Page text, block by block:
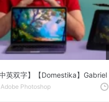
Adobe Photoshop